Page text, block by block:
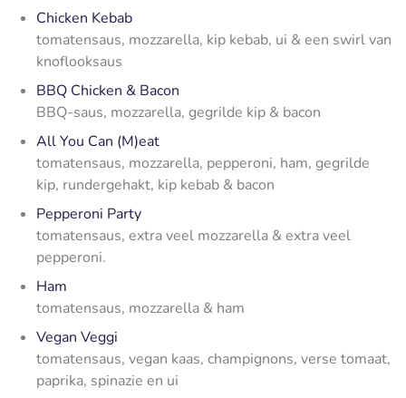
Chicken Kebab
tomatensaus, mozzarella, kip kebab, ui & een swirl van
knoflooksaus
BBQ Chicken & Bacon
BBQ-saus, mozzarella, gegrilde kip & bacon
All You Can (M)eat
tomatensaus, mozzarella, pepperoni, ham, gegrilde
kip, rundergehakt, kip kebab & bacon
Pepperoni Party
tomatensaus, extra veel mozzarella & extra veel
pepperoni.
Ham
tomatensaus, mozzarella & ham
Vegan Veggi
tomatensaus, vegan kaas, champignons, verse tomaat,
paprika, spinazie en ui